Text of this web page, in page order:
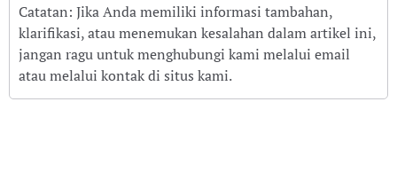
Catatan: Jika Anda memiliki informasi tambahan,
klarifikasi, atau menemukan kesalahan dalam artikel ini,
jangan ragu untuk menghubungi kami melalui email
atau melalui kontak di situs kami.